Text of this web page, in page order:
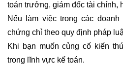
toán trưởng, giám đốc tài chính,
Nếu làm việc trong các
chứng chỉ theo quy định pháp
Khi bạn muốn củng cố kiến
trong lĩnh vực kế toán.